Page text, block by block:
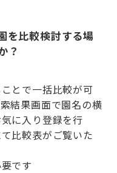
を比較検討する場
？
とで一括比較が可
結果画面で園名の横
に入り登録を行
比較表がご覧いた
です